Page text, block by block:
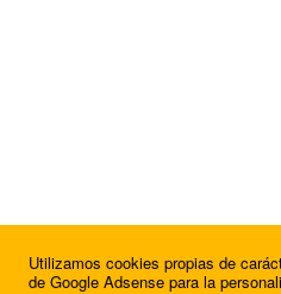
Utilizamos cookies propias de
de Google Adsense para la